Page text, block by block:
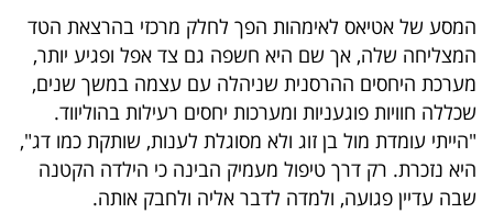
UNDER
40
שיתופי
פעולה
המסע של אטיאס לאימהות הפך לחלק מרכזי בהרצאת הטד
המצליחה שלה, אך שם היא חשפה גם צד אפל ופגיע יותר,
מערכת היחסים ההרסנית שניהלה עם עצמה במשך שנים,
שכללה חוויות פוגעניות ומערכות יחסים רעילות בהוליווד.
"הייתי עומדת מול בן זוג ולא מסוגלת לענות, שותקת כמו דג",
היא נזכרת. רק דרך טיפול מעמיק הבינה כי הילדה הקטנה
שבה עדיין פגועה, ולמדה לדבר אליה ולחבק אותה.